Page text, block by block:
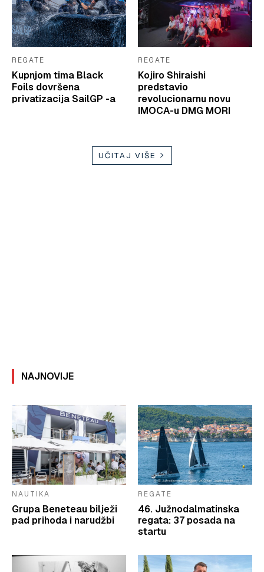
REGATE
Kupnjom tima Black
Foils dovršena
privatizacija SailGP -a
REGATE
Kojiro Shiraishi
predstavio
revolucionarnu novu
IMOCA-u DMG MORI
UČITAJ VIŠE
NAJNOVIJE
NAUTIKA
Grupa Beneteau bilježi
pad prihoda i narudžbi
REGATE
46. Južnodalmatinska
regata: 37 posada na
startu